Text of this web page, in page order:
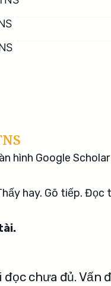
hình Google
hay. Gõ tiếp. Đọc
chưa đủ. Vấn